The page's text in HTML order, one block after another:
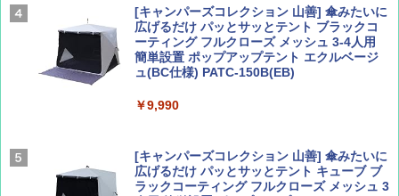
AIRLINE（エアライン）2026年9月号【特
集】ボーイング110周年を祝して！
￥1,760
￥2,277
新しい日本地理 地図・統計・移動から読み
解く (講談社現代新書)
￥1,540
[キャンパーズコレクション 山善] 傘みたいに
広げるだけ パッとサッとテント ブラックコ
ーティング フルクローズ メッシュ 3-4人用
簡単設置 ポップアップテント エクルベージ
ュ(BC仕様) PATC-150B(EB)
￥9,990
[キャンパーズコレクション 山善] 傘みたいに
広げるだけ パッとサッとテント キューブ ブ
ラックコーティング フルクローズ メッシュ 3